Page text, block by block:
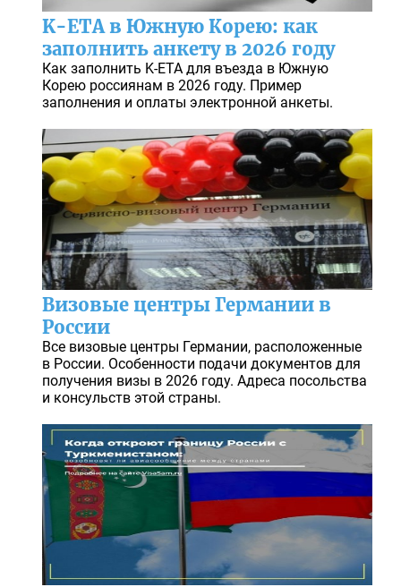
K-ETA в Южную Корею: как
заполнить анкету в 2026 году
Как заполнить K-ETA для въезда в Южную
Корею россиянам в 2026 году. Пример
заполнения и оплаты электронной анкеты.
Визовые центры Германии в
России
Все визовые центры Германии, расположенные
в России. Особенности подачи документов для
получения визы в 2026 году. Адреса посольства
и консульств этой страны.